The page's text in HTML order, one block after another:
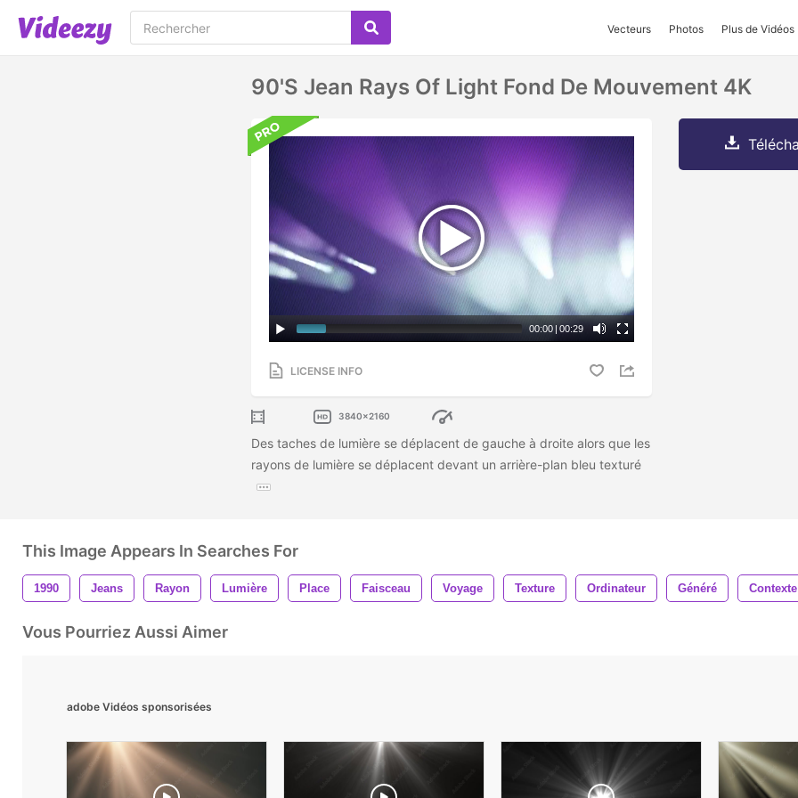
Vecteurs Photos Plus de Vidéos
90's Jean Rays Of Light Fond De Mouvement 4K
00:00 | 00:29
LICENSE INFO
3840x2160
Des taches de lumière se déplacent de gauche à droite alors que les
rayons de lumière se déplacent devant un arrière-plan bleu texturé
This Image Appears In Searches For
1990 Jeans Rayon Lumière Place Faisceau Voyage Texture Ordinateur Généré Contexte
Vous Pourriez Aussi Aimer
adobe Vidéos sponsorisées